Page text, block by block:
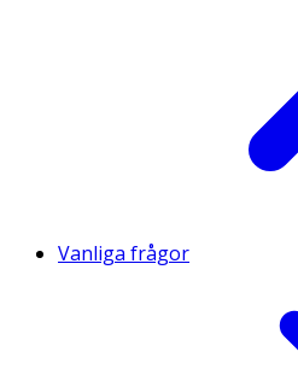
Vanliga frågor